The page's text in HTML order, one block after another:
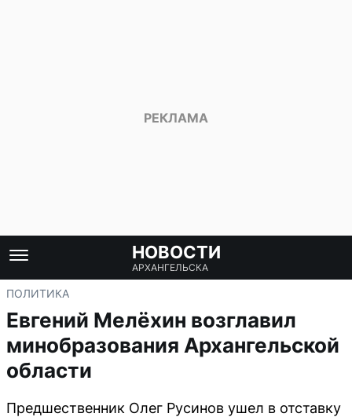
НОВОСТИ
АРХАНГЕЛЬСКА
ПОЛИТИКА
Евгений Мелёхин возглавил
минобразования Архангельской
области
Предшественник Олег Русинов ушел в отставку